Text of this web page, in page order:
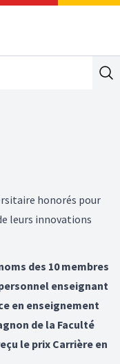
honorés pour
leurs innovations
des 10 membres
enseignant
en enseignement
de la Faculté
le prix Carrière en